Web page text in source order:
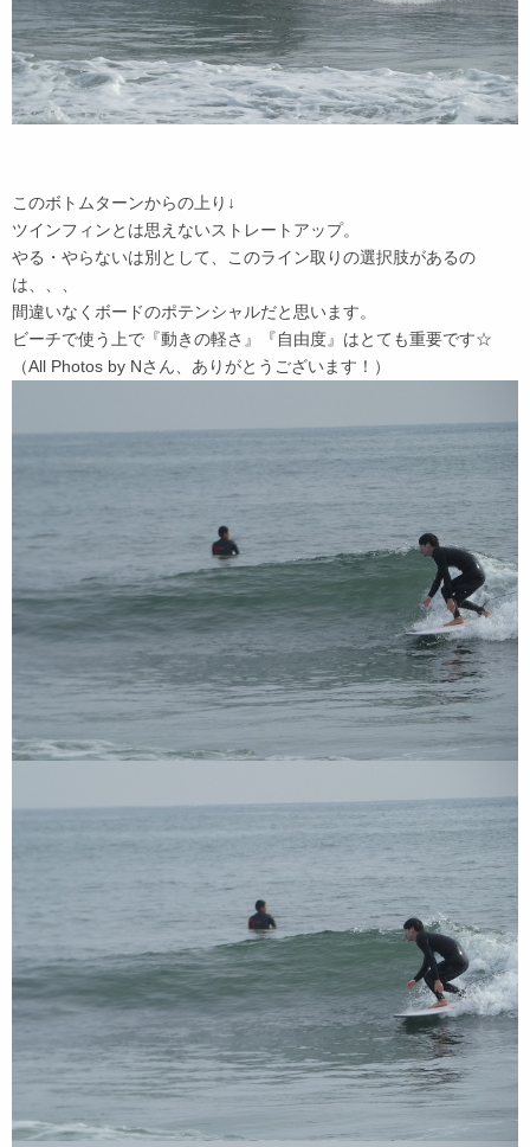
このボトムターンからの上り↓
ツインフィンとは思えないストレートアップ。
やる・やらないは別として、このライン取りの選択肢があるの
は、、、
間違いなくボードのポテンシャルだと思います。
ビーチで使う上で『動きの軽さ』『自由度』はとても重要です☆
（All Photos by Nさん、ありがとうございます！）